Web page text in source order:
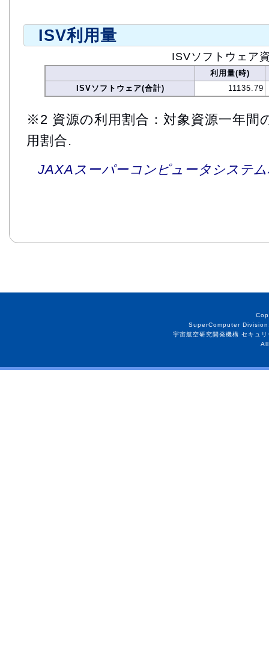
ISV利用量
ISVソフトウェア
利用量(時)
ISVソフトウェア(合計)
11135.79
※2 資源の利用割合：対象資源一年間
用割合.
JAXAスーパーコンピュータシステ
SuperComputer
宇宙航空研究開発機構 セキュ